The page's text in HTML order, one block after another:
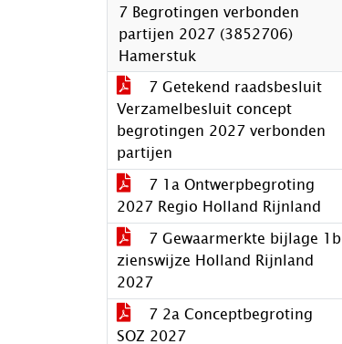
7 Begrotingen verbonden
partijen 2027 (3852706)
Hamerstuk
7 Getekend raadsbesluit
Verzamelbesluit concept
begrotingen 2027 verbonden
partijen
7 1a Ontwerpbegroting
2027 Regio Holland Rijnland
7 Gewaarmerkte bijlage 1b
zienswijze Holland Rijnland
2027
7 2a Conceptbegroting
SOZ 2027